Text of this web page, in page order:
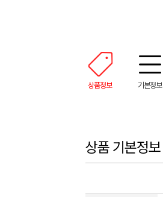
상품정보 기본정보
상품 기본정보